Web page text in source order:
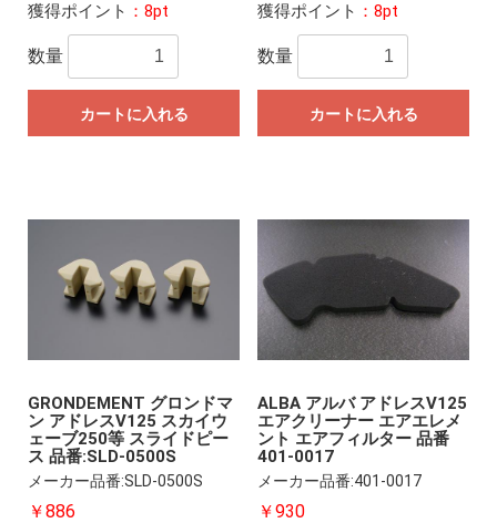
獲得ポイント ：8pt
数量
カートに入れる
獲得ポイント ：8pt
数量
カートに入れる
GRONDEMENT グロンドマ
ン アドレスV125 スカイウ
ェーブ250等 スライドピー
ス 品番:SLD-0500S
メーカー品番:SLD-0500S
￥886
ALBA アルバ アドレスV125
エアクリーナー エアエレメ
ント エアフィルター 品番
401-0017
メーカー品番:401-0017
￥930